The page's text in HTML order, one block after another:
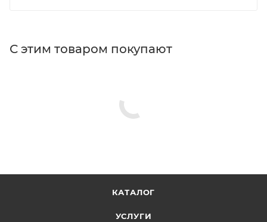
С этим товаром покупают
КАТАЛОГ
УСЛУГИ